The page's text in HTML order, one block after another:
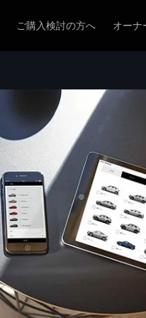
ご購入検討の方へ オーナ